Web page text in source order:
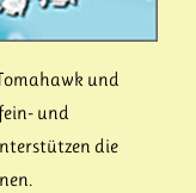
und
und
die